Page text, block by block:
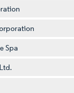
Spa